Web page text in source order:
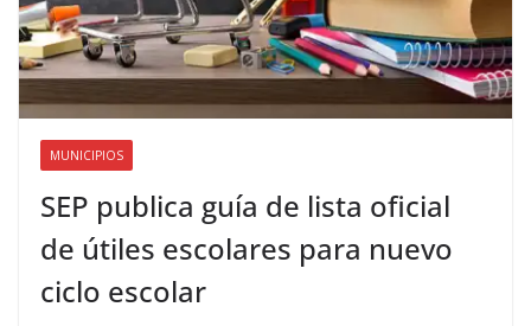
MUNICIPIOS
SEP publica guía de lista oficial
de útiles escolares para nuevo
ciclo escolar